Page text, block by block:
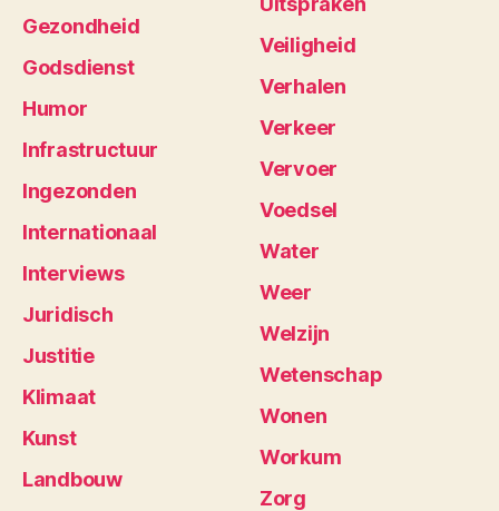
Gezondheid
Godsdienst
Humor
Infrastructuur
Ingezonden
Internationaal
Interviews
Juridisch
Justitie
Klimaat
Kunst
Landbouw
Veiligheid
Verhalen
Verkeer
Vervoer
Voedsel
Water
Weer
Welzijn
Wetenschap
Wonen
Workum
Zorg